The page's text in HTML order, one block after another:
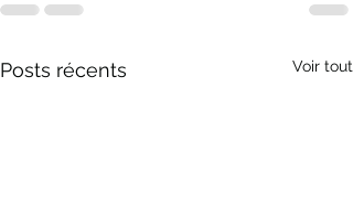
Posts récents Voir tout